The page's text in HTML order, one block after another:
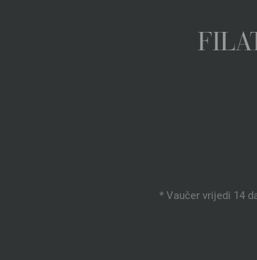
* Vaučer vrijedi 14